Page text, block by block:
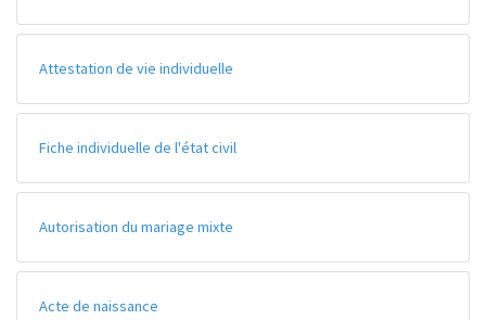
Attestation de vie individuelle
Fiche individuelle de l'état civil
Autorisation du mariage mixte
Acte de naissance